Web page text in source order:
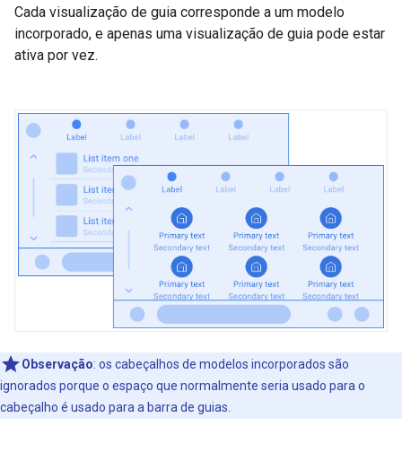
Cada visualização de guia corresponde a um modelo
incorporado, e apenas uma visualização de guia pode estar
ativa por vez.
Observação: os cabeçalhos de modelos incorporados são
ignorados porque o espaço que normalmente seria usado para o
cabeçalho é usado para a barra de guias.